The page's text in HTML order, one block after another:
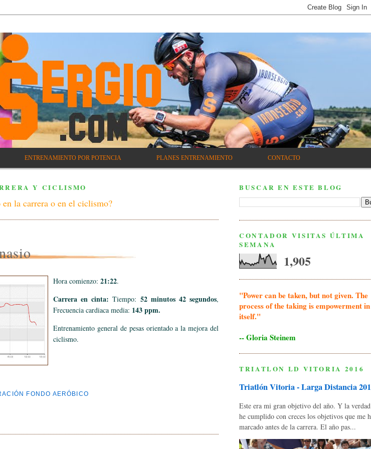
ENTRENAMIENTO POR POTENCIA PLANES ENTRENAMIENTO CONTACTO
Y CICLISMO
la carrera o en el ciclismo?
Hora comienzo: 21:22.
Carrera en cinta: Tiempo: 52 minutos 42 segundos,
Frecuencia cardiaca media: 143 ppm.
Entrenamiento general de pesas orientado a la mejora del
ciclismo.
FONDO AERÓBICO
BUSCAR EN ESTE BLOG
CONTADOR VISITAS ÚLTIMA
SEMANA
1,905
"Power can be taken, but not given. The
process of the taking is empowerment in
itself."
-- Gloria Steinem
TRIATLON LD VITORIA 2016
Triatlón Vitoria - Larga Distancia
Este era mi gran objetivo del año. Y la
he cumplido con creces los objetivos que me
marcado antes de la carrera. El año pas...